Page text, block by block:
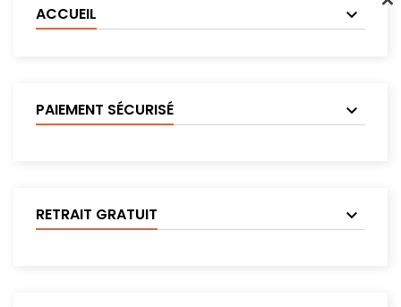
ACCUEIL
PAIEMENT SÉCURISÉ
RETRAIT GRATUIT